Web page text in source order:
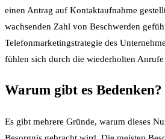
einen Antrag auf Kontaktaufnahme
wachsenden Zahl von Beschwerden
Telefonmarketingstrategie des
fühlen sich durch die wiederholten
Warum gibt es Bedenken?
Es gibt mehrere Gründe, warum dieses